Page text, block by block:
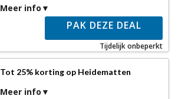
Meer info
PAK DEZE DEAL
Tijdelijk onbeperkt
Tot 25% korting op Heidematten
Meer info